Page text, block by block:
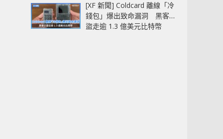
[XF 新聞] Coldcard 離線「冷
錢包」爆出致命漏洞 黑客已
盜走逾 1.3 億美元比特幣